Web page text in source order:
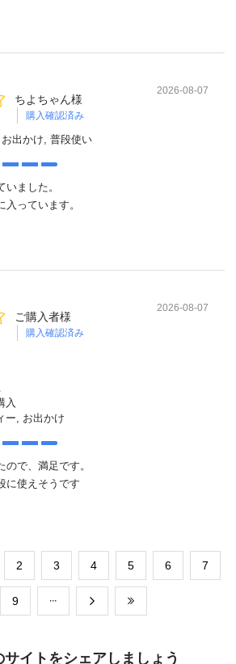
ちよちゃん様
購入確認済み
2026-08-07
出かけ, 普段使い
ました。
っています。
ご購入者様
購入確認済み
2026-08-07
入
ー, お出かけ
で、満足です。
に使えそうです
​2 ​3 ​4 ​5 ​6 ​7
​9
イトをシェアしましょう